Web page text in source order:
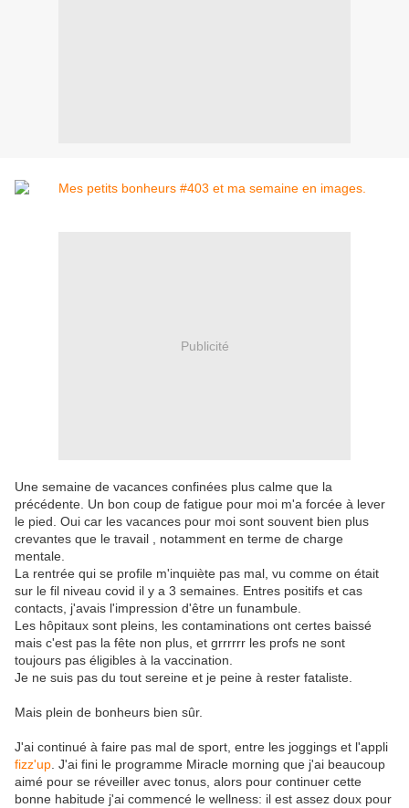
Publicité
Une semaine de vacances confinées plus calme que la
précédente. Un bon coup de fatigue pour moi m'a forcée à lever
le pied. Oui car les vacances pour moi sont souvent bien plus
crevantes que le travail , notamment en terme de charge
mentale.
La rentrée qui se profile m'inquiète pas mal, vu comme on était
sur le fil niveau covid il y a 3 semaines. Entres positifs et cas
contacts, j'avais l'impression d'être un funambule.
Les hôpitaux sont pleins, les contaminations ont certes baissé
mais c'est pas la fête non plus, et grrrrrr les profs ne sont
toujours pas éligibles à la vaccination.
Je ne suis pas du tout sereine et je peine à rester fataliste.
Mais plein de bonheurs bien sûr.
J'ai continué à faire pas mal de sport, entre les joggings et l'appli
fizz'up . J'ai fini le programme Miracle morning que j'ai beaucoup
aimé pour se réveiller avec tonus, alors pour continuer cette
bonne habitude j'ai commencé le wellness: il est assez doux pour